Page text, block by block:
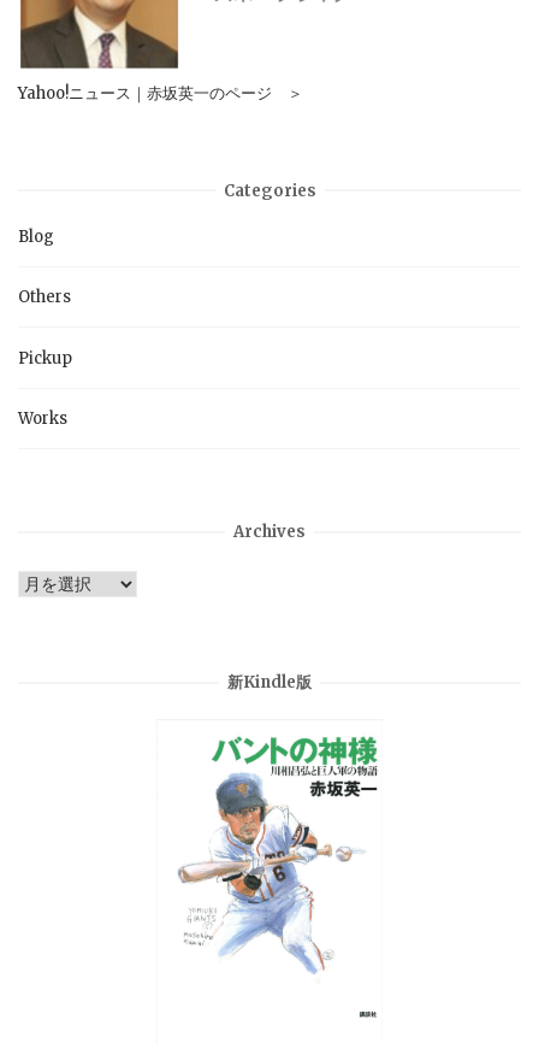
Yahoo!ニュース｜赤坂英一のページ ＞
Categories
Blog
Others
Pickup
Works
Archives
Archives
新Kindle版